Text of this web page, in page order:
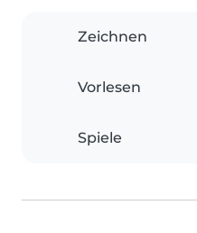
Zeichnen
Vorlesen
Spiele